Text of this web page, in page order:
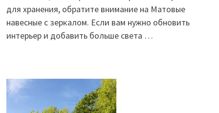
для хранения, обратите внимание на Матовые
навесные с зеркалом. Если вам нужно обновить
интерьер и добавить больше света …